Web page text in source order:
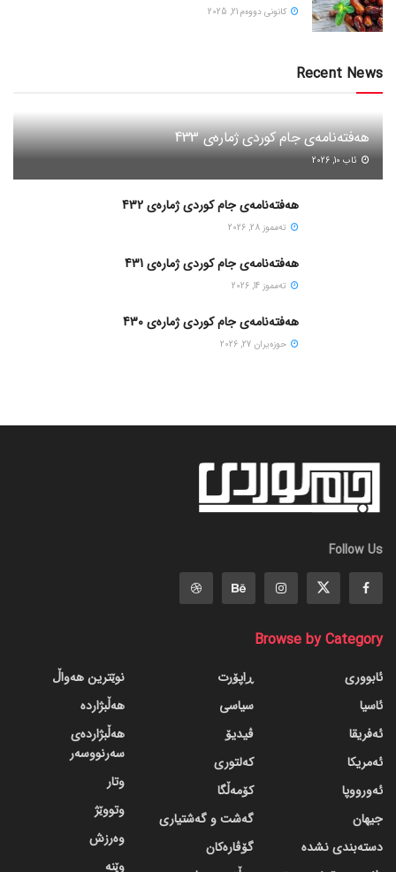
كانونی دووه‌م 21, 2025
Recent News
هەفتەنامەی جام کوردی ژمارەی 433
ئاب 10, 2026
هەفتەنامەی جام کوردی ژمارەی 432
ته‌مموز 28, 2026
هەفتەنامەی جام کوردی ژمارەی 431
ته‌مموز 14, 2026
هەفتەنامەی جام کوردی ژمارەی 430
حوزه‌یران 27, 2026
Follow Us
Browse by Category
ئابووری
ئاسیا
ئەفریقا
ئەمریکا
ئەورووپا
جیهان
دسته‌بندی نشده
ڕاپۆرت
سیاسی
ڤیدیۆ
کەلتوری
کۆمەڵگا
گه‌شت و گه‌شتیاری
گۆڤاره‌کان
نوێترین هەواڵ
هەڵبژاردە
هەڵبژاردەی
سەرنووسەر
وتار
وتووێژ
وەرزش
وێنە